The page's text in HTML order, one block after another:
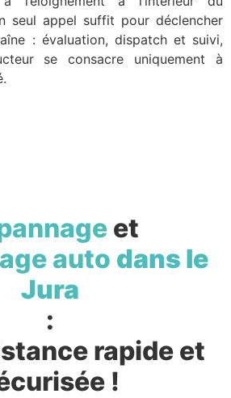
seul appel suffit pour déclencher
: évaluation, dispatch et suivi,
se consacre uniquement à
et
auto dans le
Jura
:
rapide et
!